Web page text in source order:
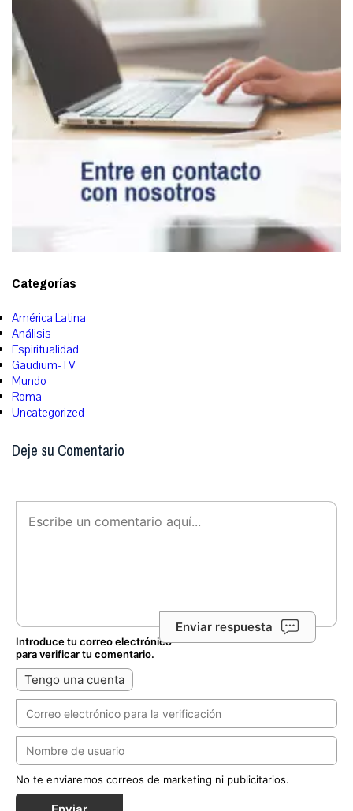
Categorías
América Latina
Análisis
Espiritualidad
Gaudium-TV
Mundo
Roma
Uncategorized
Deje su Comentario
Enviar respuesta
Introduce tu correo electrónico
para verificar tu comentario.
Tengo una cuenta
No te enviaremos correos de marketing ni publicitarios.